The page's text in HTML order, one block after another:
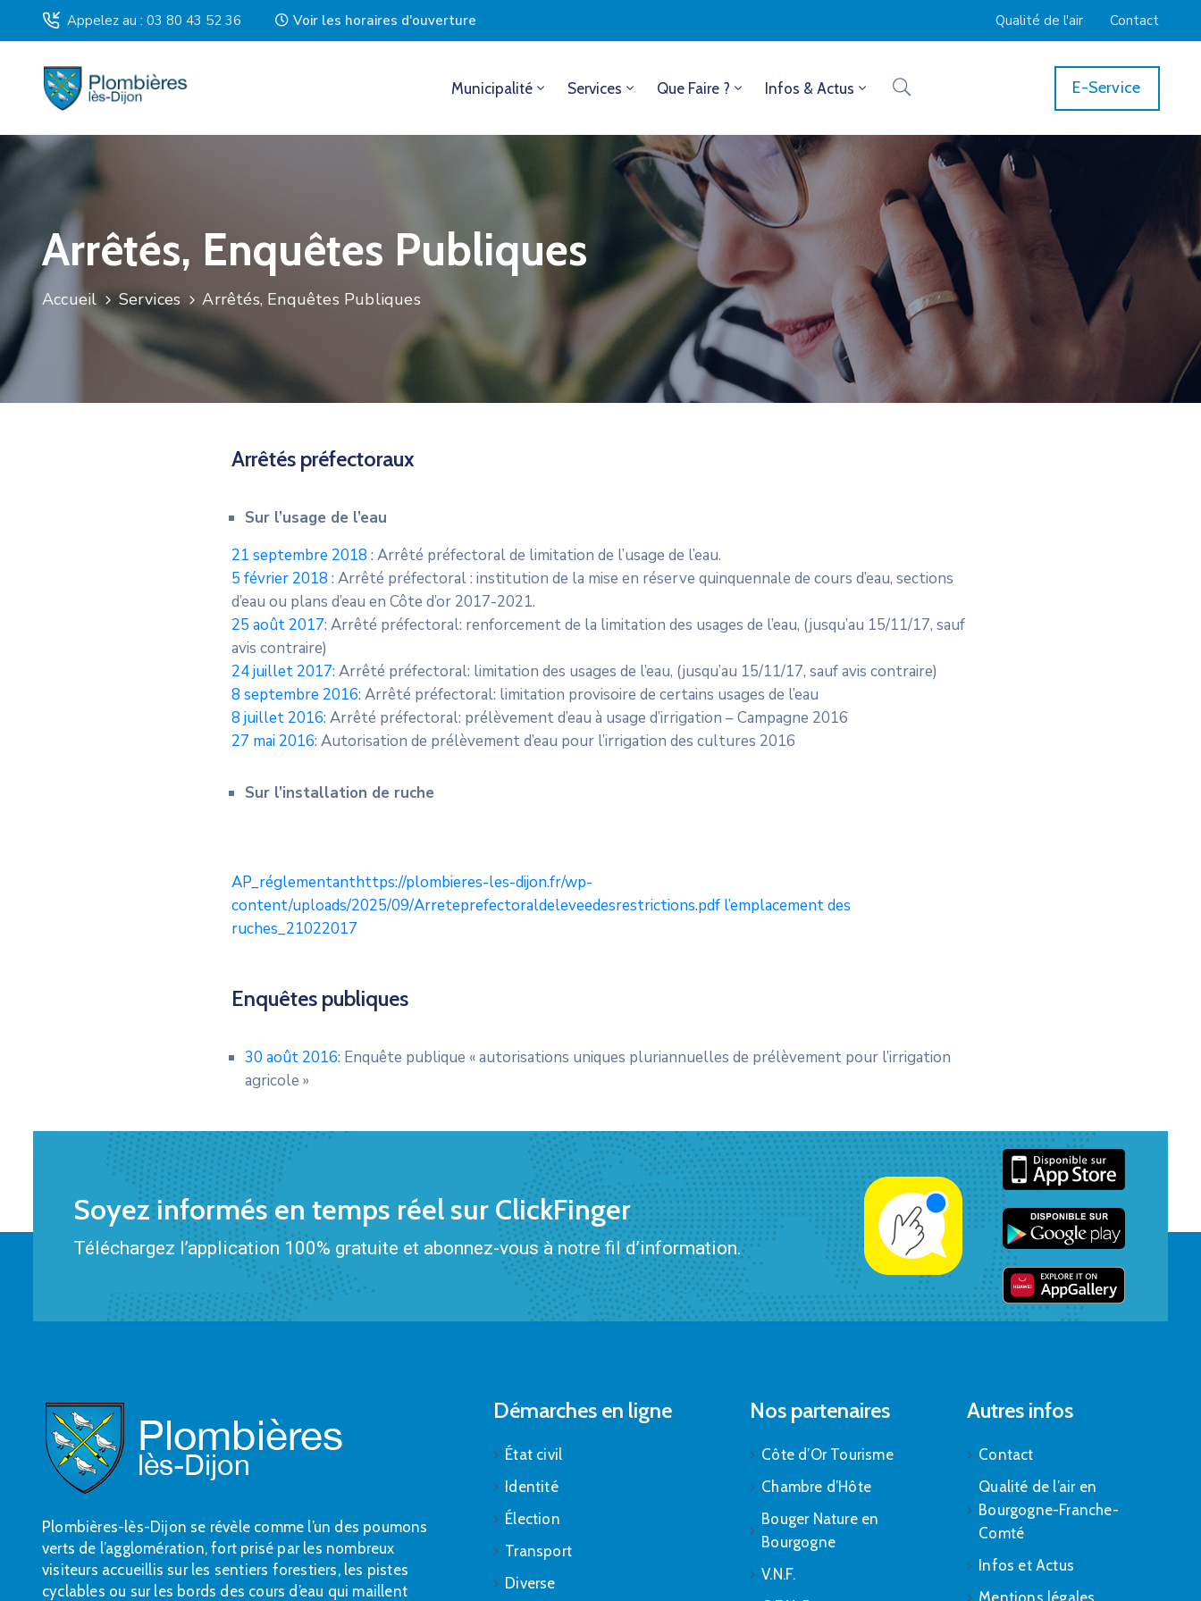
Appelez au : 03 80 43 52 36 Voir les horaires d'ouverture Qualité de l'air Contact
Municipalité Services Que Faire ? Infos & Actus E-Service
Arrêtés, Enquêtes Publiques
Accueil Services Arrêtés, Enquêtes Publiques
Arrêtés préfectoraux
Sur l’usage de l’eau
21 septembre 2018 : Arrêté préfectoral de limitation de l’usage de l’eau.
5 février 2018 : Arrêté préfectoral : institution de la mise en réserve quinquennale de cours d’eau, sections
d’eau ou plans d’eau en Côte d’or 2017-2021.
25 août 2017: Arrêté préfectoral: renforcement de la limitation des usages de l’eau, (jusqu’au 15/11/17, sauf
avis contraire)
24 juillet 2017:Arrêté préfectoral: limitation des usages de l’eau, (jusqu’au 15/11/17, sauf avis contraire)
8 septembre 2016: Arrêté préfectoral: limitation provisoire de certains usages de l’eau
8 juillet 2016:Arrêté préfectoral: prélèvement d’eau à usage d’irrigation – Campagne 2016
27 mai 2016: Autorisation de prélèvement d’eau pour l’irrigation des cultures 2016
Sur l’installation de ruche
AP_réglementanthttps://plombieres-les-dijon.fr/wp-
content/uploads/2025/09/Arreteprefectoraldeleveedesrestrictions.pdf l’emplacement des
ruches_21022017
Enquêtes publiques
30 août 2016:Enquête publique « autorisations uniques pluriannuelles de prélèvement pour l’irrigation
agricole »
Soyez informés en temps réel sur ClickFinger
Téléchargez l’application 100% gratuite et abonnez-vous à notre fil d’information.
Plombières-lès-Dijon se révèle comme l’un des poumons
verts de l’agglomération, fort prisé par les nombreux
visiteurs accueillis sur les sentiers forestiers, les pistes
cyclables ou sur les bords des cours d’eau qui maillent
Démarches en ligne
État civil
Identité
Élection
Transport
Diverse
Nos partenaires
Côte d’Or Tourisme
Chambre d’Hôte
Bouger Nature en
Bourgogne
V.N.F.
Autres infos
Contact
Qualité de l’air en
Bourgogne-Franche-
Comté
Infos et Actus
Mentions légales